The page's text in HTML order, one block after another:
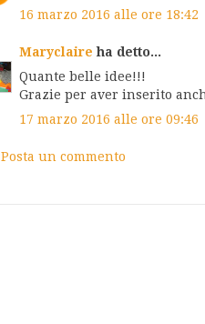
16 marzo 2016 alle ore 18:42
Maryclaire ha detto...
Quante belle idee!!!
Grazie per aver inserito
17 marzo 2016 alle ore 09:46
Posta un commento